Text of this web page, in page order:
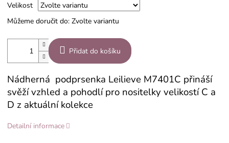
Velikost
Můžeme doručit do: Zvolte variantu
Přidat do košíku
Nádherná podprsenka Leilieve M7401C přináší
svěží vzhled a pohodlí pro nositelky velikostí C a
D z aktuální kolekce
Detailní informace